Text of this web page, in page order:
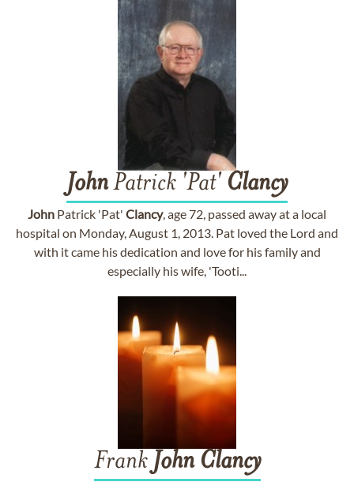
JohnPatrick 'Pat' Clancy
John Patrick 'Pat' Clancy, age 72, passed away at a local
hospital on Monday, August 1, 2013. Pat loved the Lord and
with it came his dedication and love for his family and
especially his wife, 'Tooti...
Frank John Clancy